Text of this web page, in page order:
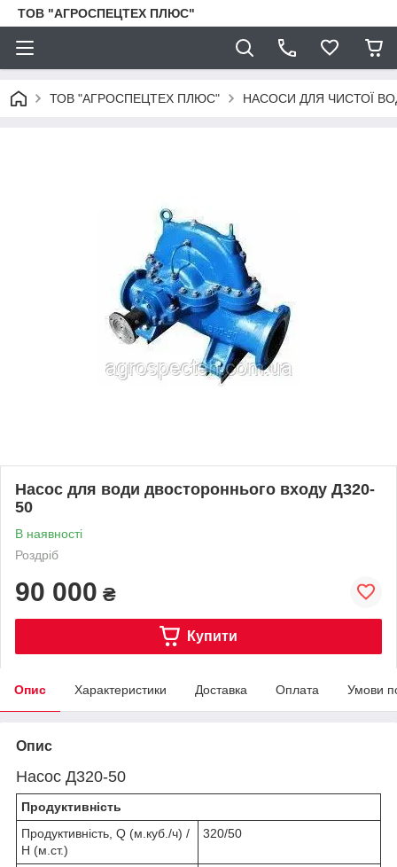
ТОВ "АГРОСПЕЦТЕХ ПЛЮС"
ТОВ "АГРОСПЕЦТЕХ ПЛЮС" НАСОСИ ДЛЯ ЧИСТОЇ
Насос для води двостороннього входу Д320-
50
В наявності
Роздріб
90 000 ₴
Купити
Опис Характеристики Доставка Оплата Умови
Опис
Насос Д320-50
Продуктивність
Продуктивність, Q (м.куб./ч) /
Н (м.ст.)
320/50